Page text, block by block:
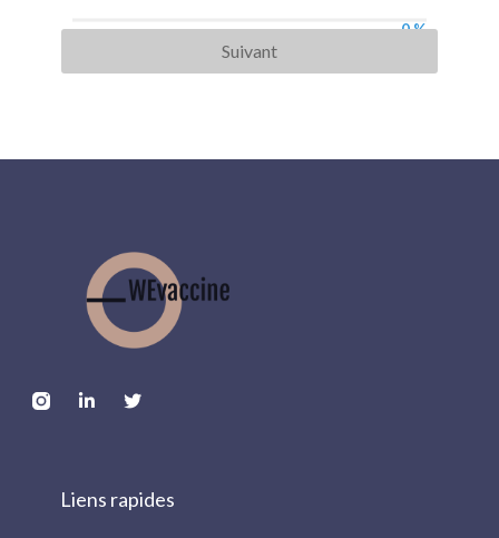
0 %
Suivant
Liens rapides